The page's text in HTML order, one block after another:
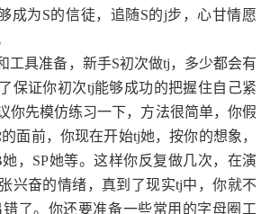
成为S的信徒，追随S的j步，心甘情愿
工具准备，新手S初次做tj，多少都会有
保证你初次tj能够成功的把握住自己紧
你先模仿练习一下，方法很简单，你假
面前，你现在开始tj她，按你的想象，
，SP她等。这样你反复做几次，在演
兴奋的情绪，真到了现实tj中，你就不
了。你还要准备一些常用的字母圈工